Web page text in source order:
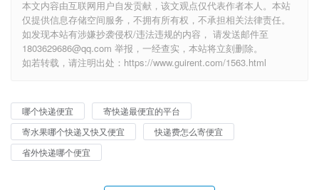
本文内容由互联网用户自发贡献，该文观点仅代表作者本人。本站
仅提供信息存储空间服务，不拥有所有权，不承担相关法律责任。
如发现本站有涉嫌抄袭侵权/违法违规的内容， 请发送邮件至
1803629686@qq.com 举报，一经查实，本站将立刻删除。
如若转载，请注明出处：https://www.guirent.com/1563.html
哪个快递便宜
寄快递最便宜的平台
寄水果哪个快递又快又便宜
快递费怎么寄便宜
省外快递哪个便宜